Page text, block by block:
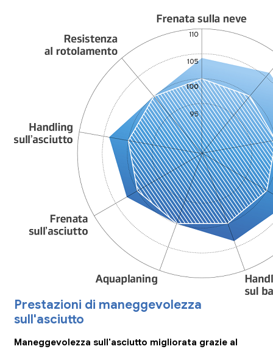
Prestazioni di maneggevolezza
sull'asciutto
Maneggevolezza sull'asciutto migliorata grazie al